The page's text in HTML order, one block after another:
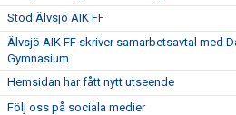
Stöd Älvsjö AIK FF
Älvsjö AIK FF skriver samarbetsavtal med
Gymnasium
Hemsidan har fått nytt utseende
Följ oss på sociala medier